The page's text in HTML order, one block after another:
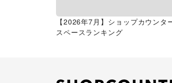
【2026年7月】ショップカウンタ
スペースランキング